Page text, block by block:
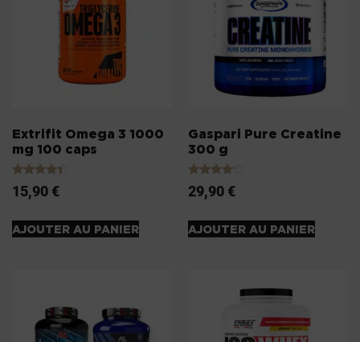
Extrifit Omega 3 1000
mg 100 caps
Note
4.20
15,90 €
AJOUTER AU PANIER
Gaspari Pure Creatine
300 g
Note
4.00
29,90 €
AJOUTER AU PANIER